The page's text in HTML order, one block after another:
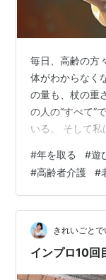
毎日、高齢の方
体がわからなく
の量も、杖の重
の人の“すべて”
いる。 そして私
が、こっそり私
ちょっと素敵だ
アの男性入居者
た。 恋？ この
かしくなりまし
もない。 ただ
#年を取る #遊
#高齢者介護 #
きれいごとで
インプロ10回